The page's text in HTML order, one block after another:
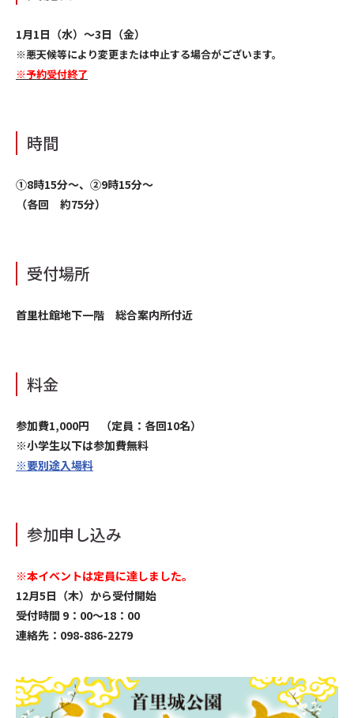
1月1日（水）～3日（金）
※悪天候等により変更または中止する場合がございます。
※予約受付終了
時間
①8時15分〜、②9時15分～
（各回 約75分）
受付場所
首里杜館地下一階 総合案内所付近
料金
参加費1,000円 （定員：各回10名）
※小学生以下は参加費無料
※要別途入場料
参加申し込み
※本イベントは定員に達しました。
12月5日（木）から受付開始
受付時間 9：00～18：00
連絡先：098-886-2279